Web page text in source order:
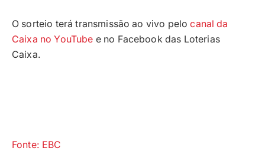
O sorteio terá transmissão ao vivo pelo canal da
Caixa no YouTube e no Facebook das Loterias
Caixa.
Fonte: EBC